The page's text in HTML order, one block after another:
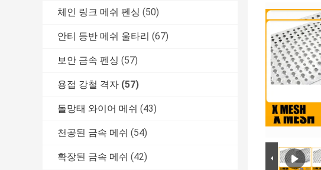
체인 링크 메쉬 펜싱 (50)
안티 등반 메쉬 울타리 (67)
보안 금속 펜싱 (57)
용접 강철 격자 (57)
돌망태 와이어 메쉬 (43)
천공된 금속 메쉬 (54)
확장된 금속 메쉬 (42)